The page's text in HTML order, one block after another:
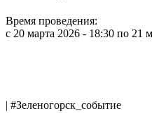
Время проведения:
с 20 марта 2026 - 18:30 по 21
| #Зеленогорск_событие